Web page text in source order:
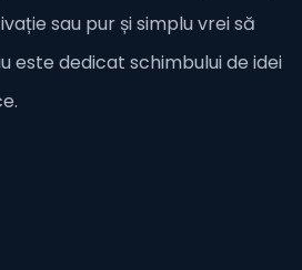
sau pur și simplu vrei să
este dedicat schimbului de idei